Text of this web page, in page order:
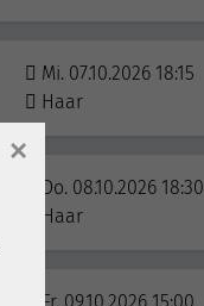
Mi. 07.10.2026 18:15
Haar
Do. 08.10.2026 18:30
Haar
×